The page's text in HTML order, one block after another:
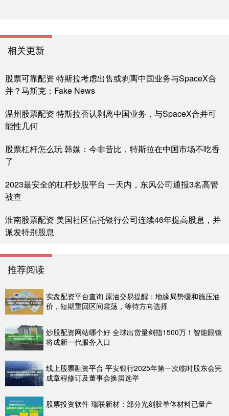
相关更新
股票可靠配资 特斯拉考虑出售或剥离中国业务与SpaceX合
并？马斯克：Fake News
温州股票配资 特斯拉否认剥离中国业务，与SpaceX合并可
能性几何
股票杠杆怎么玩 韩媒：今非昔比，特斯拉在中国市场不吃香
了
2023最安全的杠杆炒股平台 一天内，东风公司通报3名高管
被查
淮南股票配资 美国社区信托银行公司连续46年提高股息，并
派发特别股息
推荐阅读
实盘配资平台查询 原油交易提醒：地缘局势缓和施压油
价，短期重回区间震荡，等待方向选择
炒股配资网站哪个好 全球出货量剑指1500万！智能眼镜
将成新一代服务入口
线上股票融资平台 平安银行2025年第一次临时股东会完
成章程修订及董事会换届选举
股票投资软件 瑞联新材：部分光刻胶单体材料已量产